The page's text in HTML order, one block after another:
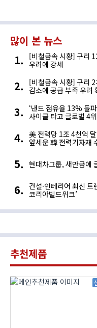
많이 본 뉴스
[비철금속 시황] 구리
우려에 강세
[비철금속 시황] 구리
감소에 공급 부족 우려
‘낸드 점유율 13% 돌
사이클 타고 글로벌 4
美 전력망 1조 4천억
앞세운 韓 전력기자재
현대차그룹, 새만금에
건설·인테리어 최신
코리아빌드위크’
추천제품